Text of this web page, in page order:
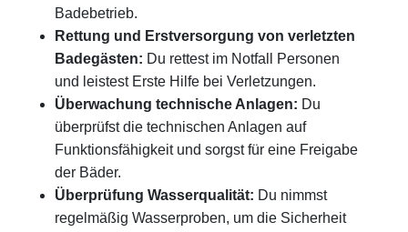
Badebetrieb.
Rettung und Erstversorgung von verletzten
Badegästen: Du rettest im Notfall Personen
und leistest Erste Hilfe bei Verletzungen.
Überwachung technische Anlagen: Du
überprüfst die technischen Anlagen auf
Funktionsfähigkeit und sorgst für eine Freigabe
der Bäder.
Überprüfung Wasserqualität: Du nimmst
regelmäßig Wasserproben, um die Sicherheit